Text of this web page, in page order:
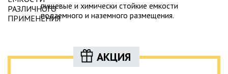
пищевые и химически стойкие емкости
подземного и наземного размещения.
АКЦИЯ